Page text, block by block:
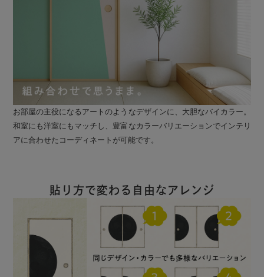
お部屋の主役になるアートのようなデザインに、大胆なバイカラー。
和室にも洋室にもマッチし、豊富なカラーバリエーションでインテリ
アに合わせたコーディネートが可能です。
貼り方で変わる自由なアレンジ